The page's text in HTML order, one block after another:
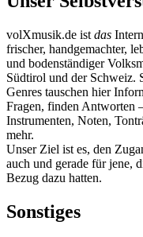
volXmusik.de ist das
frischer, handgemachter,
und bodenständiger
Südtirol und der Schweiz.
Genres tauschen hier
Fragen, finden Antworten
Instrumenten, Noten,
mehr.
Unser Ziel ist es, den
auch und gerade für jene,
Bezug dazu hatten.
Sonstiges